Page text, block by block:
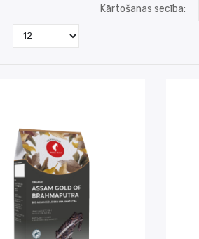
Kārtošanas secība: